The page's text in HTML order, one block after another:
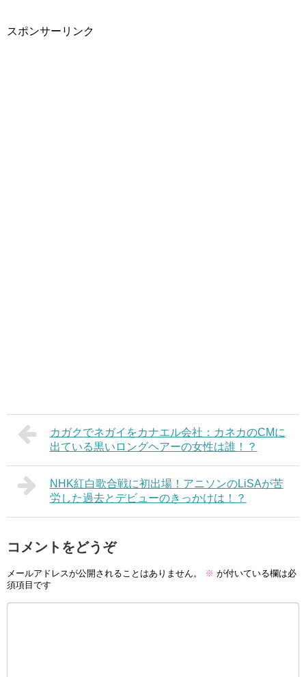
スポンサーリンク
カガクでネガイをカナエル会社：カネカのCMに
出ている黒いロングヘアーの女性は誰！？
NHK紅白歌合戦に初出場！アニソンのLiSAが苦
労した過去とデビューのきっかけは！？
コメントをどうぞ
メールアドレスが公開されることはありません。 ※ が付いている欄は必
須項目です